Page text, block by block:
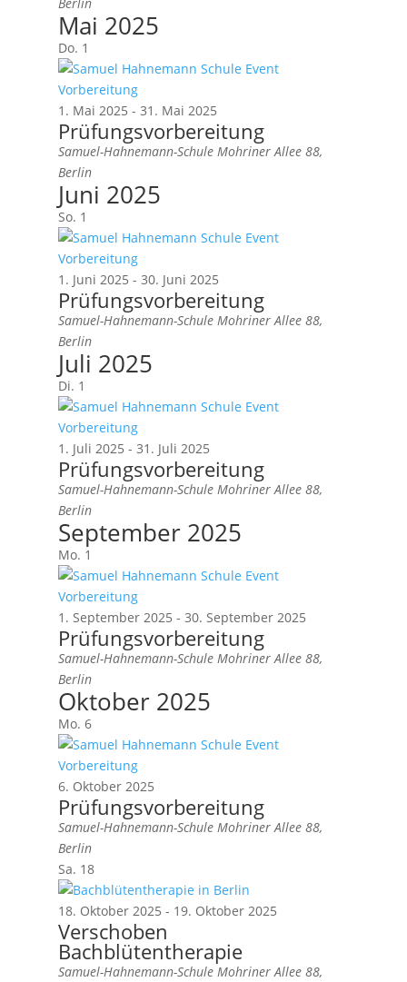
Berlin
Mai 2025
Do. 1
1. Mai 2025 -31. Mai 2025
Prüfungsvorbereitung
Samuel-Hahnemann-SchuleMohriner Allee 88,
Berlin
Juni 2025
So. 1
1. Juni 2025 -30. Juni 2025
Prüfungsvorbereitung
Samuel-Hahnemann-SchuleMohriner Allee 88,
Berlin
Juli 2025
Di. 1
1. Juli 2025 -31. Juli 2025
Prüfungsvorbereitung
Samuel-Hahnemann-SchuleMohriner Allee 88,
Berlin
September 2025
Mo. 1
1. September 2025 -30. September 2025
Prüfungsvorbereitung
Samuel-Hahnemann-SchuleMohriner Allee 88,
Berlin
Oktober 2025
Mo.6
6. Oktober 2025
Prüfungsvorbereitung
Samuel-Hahnemann-SchuleMohriner Allee 88,
Berlin
Sa. 18
18. Oktober 2025 - 19. Oktober 2025
Verschoben
Bachblütentherapie
Samuel-Hahnemann-SchuleMohriner Allee 88,